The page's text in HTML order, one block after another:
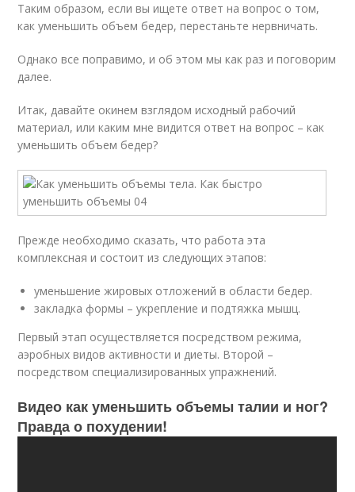
Таким образом, если вы ищете ответ на вопрос о том,
как уменьшить объем бедер, перестаньте нервничать.
Однако все поправимо, и об этом мы как раз и поговорим
далее.
Итак, давайте окинем взглядом исходный рабочий
материал, или каким мне видится ответ на вопрос – как
уменьшить объем бедер?
Прежде необходимо сказать, что работа эта
комплексная и состоит из следующих этапов:
уменьшение жировых отложений в области бедер.
закладка формы – укрепление и подтяжка мышц.
Первый этап осуществляется посредством режима,
аэробных видов активности и диеты. Второй –
посредством специализированных упражнений.
Видео как уменьшить объемы талии и ног?
Правда о похудении!